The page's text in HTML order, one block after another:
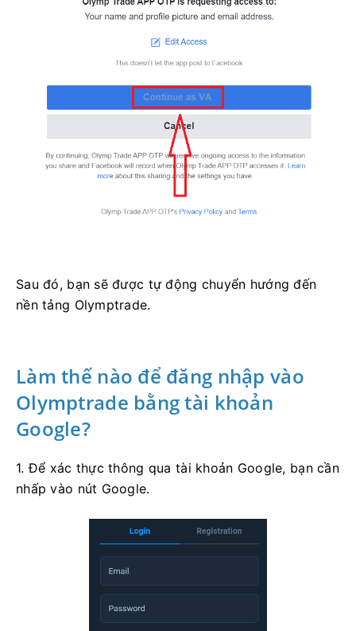
Sau đó, bạn sẽ được tự động chuyển hướng đến
nền tảng Olymptrade.
Làm thế nào để đăng nhập vào
Olymptrade bằng tài khoản
Google?
1. Để xác thực thông qua tài khoản Google, bạn cần
nhấp vào nút Google.